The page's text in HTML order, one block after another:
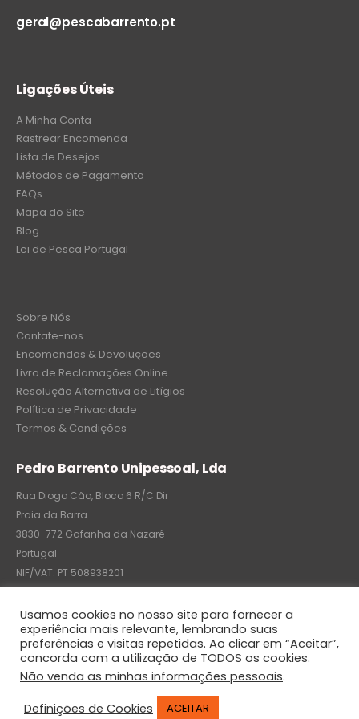
geral@pescabarrento.pt
Ligações Úteis
A Minha Conta
Rastrear Encomenda
Lista de Desejos
Métodos de Pagamento
FAQs
Mapa do Site
Blog
Lei de Pesca Portugal
Sobre Nós
Contate-nos
Encomendas & Devoluções
Livro de Reclamações Online
Resolução Alternativa de Litígios
Política de Privacidade
Termos & Condições
Pedro Barrento Unipessoal, Lda
Rua Diogo Cão, Bloco 6 R/C Dir
Praia da Barra
3830-772 Gafanha da Nazaré
Portugal
NIF/VAT: PT 508938201
C.R.C.: 7004-8522-6075
© Pedro Barrento Unipessoal, Lda. 2020. All Rights Reserved
Usamos cookies no nosso site para fornecer a
experiência mais relevante, lembrando suas
preferências e visitas repetidas. Ao clicar em “Aceitar”,
concorda com a utilização de TODOS os cookies.
Não venda as minhas informações pessoais.
Definições de Cookies
ACEITAR